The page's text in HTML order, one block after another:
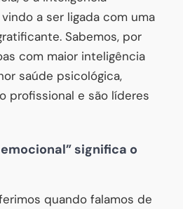
a ser ligada com uma
Sabemos, por
com maior inteligência
saúde psicológica,
profissional e são líderes
significa o
quando falamos de